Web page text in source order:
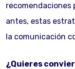
recomendaciones
antes, estas
la comunicación
¿Quieres